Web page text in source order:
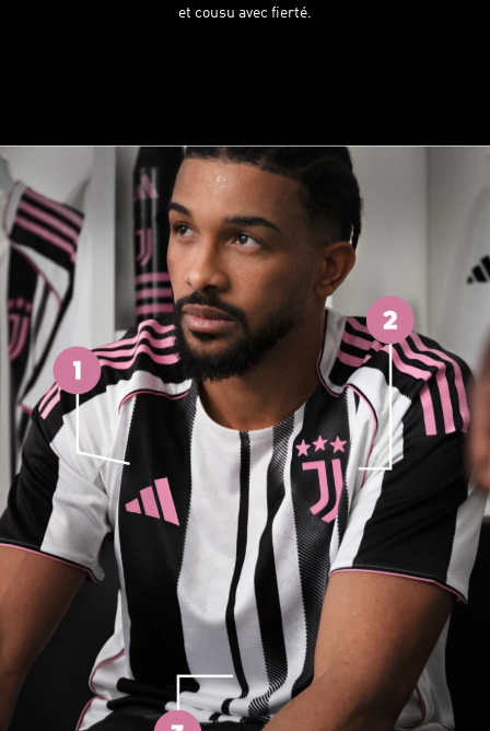
et cousu avec fierté.